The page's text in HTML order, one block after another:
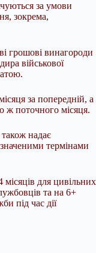
за умови
зокрема,
грошові винагороди
військової
за попередній, а
ж поточного місяця.
надає
термінами
місяців для цивільних
та на 6+
під час дії